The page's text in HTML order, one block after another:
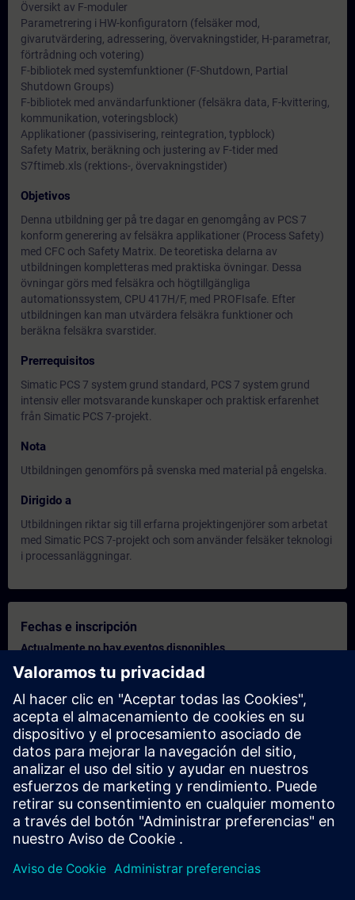
Översikt av F-moduler
Parametrering i HW-konfiguratorn (felsäker mod,
givarutvärdering, adressering, övervakningstider, H-parametrar,
förtrådning och votering)
F-bibliotek med systemfunktioner (F-Shutdown, Partial
Shutdown Groups)
F-bibliotek med användarfunktioner (felsäkra data, F-kvittering,
kommunikation, voteringsblock)
Applikationer (passivisering, reintegration, typblock)
Safety Matrix, beräkning och justering av F-tider med
S7ftimeb.xls (rektions-, övervakningstider)
Objetivos
Denna utbildning ger på tre dagar en genomgång av PCS 7
konform generering av felsäkra applikationer (Process Safety)
med CFC och Safety Matrix. De teoretiska delarna av
utbildningen kompletteras med praktiska övningar. Dessa
övningar görs med felsäkra och högtillgängliga
automationssystem, CPU 417H/F, med PROFIsafe. Efter
utbildningen kan man utvärdera felsäkra funktioner och
beräkna felsäkra svarstider.
Prerrequisitos
Simatic PCS 7 system grund standard, PCS 7 system grund
intensiv eller motsvarande kunskaper och praktisk erfarenhet
från Simatic PCS 7-projekt.
Nota
Utbildningen genomförs på svenska med material på engelska.
Dirigido a
Utbildningen riktar sig till erfarna projektingenjörer som arbetat
med Simatic PCS 7-projekt och som använder felsäker teknologi
i processanläggningar.
Fechas e inscripción
Actualmente no hay eventos disponibles
Inscríbete en la lista de solicitudes y recibirás una notificación en
cuanto haya nuevas fechas disponibles.
Activar el servicio de notificación
Oferta personalizada
¿Necesita una oferta personalizada? Indíquenos sus datos
personales y le enviaremos inmediatamente una oferta
personalizada a su dirección de correo electrónico.